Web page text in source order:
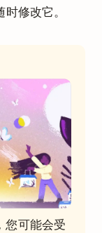
修改它。
您可能会受